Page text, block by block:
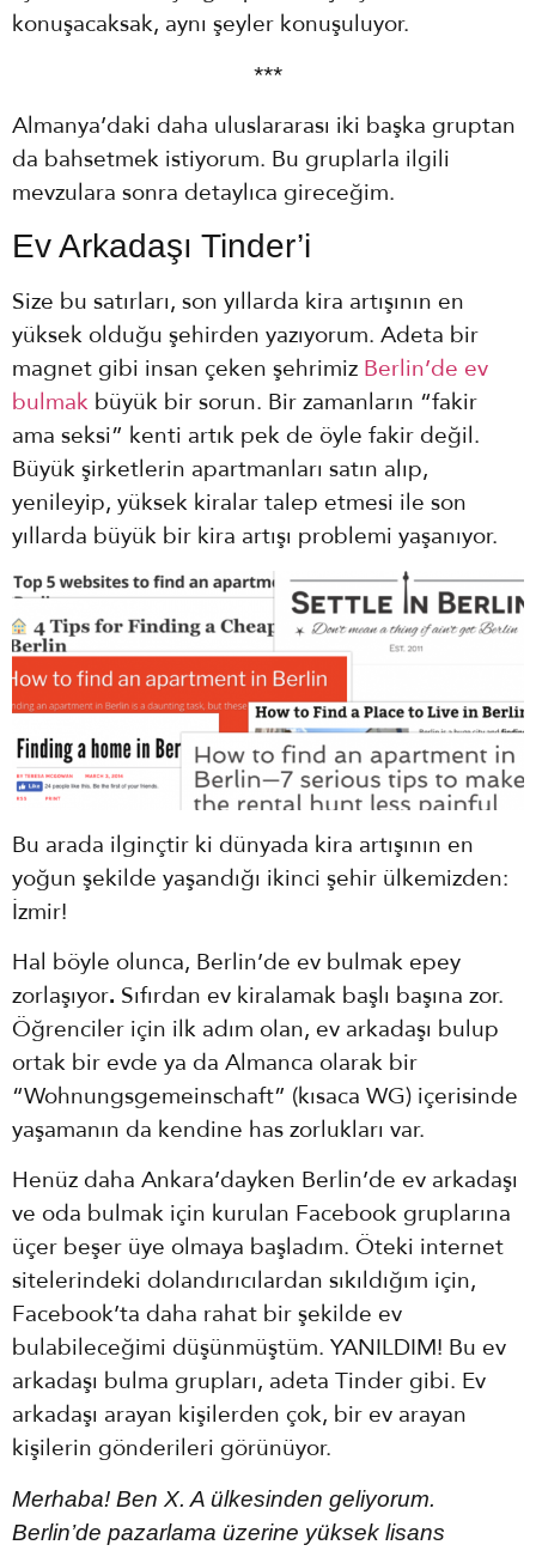
konuşacaksak, aynı şeyler konuşuluyor.
***
Almanya’daki daha uluslararası iki başka gruptan
da bahsetmek istiyorum. Bu gruplarla ilgili
mevzulara sonra detaylıca gireceğim.
Ev Arkadaşı Tinder’i
Size bu satırları, son yıllarda kira artışının en
yüksek olduğu şehirden yazıyorum. Adeta bir
magnet gibi insan çeken şehrimiz Berlin’de ev
bulmak büyük bir sorun. Bir zamanların “fakir
ama seksi” kenti artık pek de öyle fakir değil.
Büyük şirketlerin apartmanları satın alıp,
yenileyip, yüksek kiralar talep etmesi ile son
yıllarda büyük bir kira artışı problemi yaşanıyor.
Bu arada ilginçtir ki dünyada kira artışının en
yoğun şekilde yaşandığı ikinci şehir ülkemizden:
İzmir!
Hal böyle olunca, Berlin’de ev bulmak epey
zorlaşıyor. Sıfırdan ev kiralamak başlı başına zor.
Öğrenciler için ilk adım olan, ev arkadaşı bulup
ortak bir evde ya da Almanca olarak bir
“Wohnungsgemeinschaft” (kısaca WG) içerisinde
yaşamanın da kendine has zorlukları var.
Henüz daha Ankara’dayken Berlin’de ev arkadaşı
ve oda bulmak için kurulan Facebook gruplarına
üçer beşer üye olmaya başladım. Öteki internet
sitelerindeki dolandırıcılardan sıkıldığım için,
Facebook’ta daha rahat bir şekilde ev
bulabileceğimi düşünmüştüm. YANILDIM! Bu ev
arkadaşı bulma grupları, adeta Tinder gibi. Ev
arkadaşı arayan kişilerden çok, bir ev arayan
kişilerin gönderileri görünüyor.
Merhaba! Ben X. A ülkesinden geliyorum.
Berlin’de pazarlama üzerine yüksek lisans